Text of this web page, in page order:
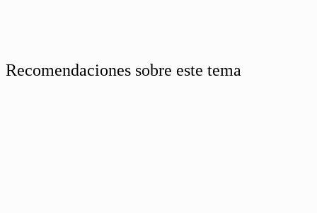
Recomendaciones sobre este tema